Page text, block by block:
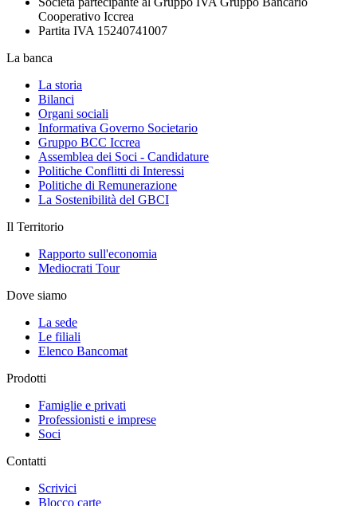
Cooperativo Iccrea
Partita IVA 15240741007
La banca
La storia
Bilanci
Organi sociali
Informativa Governo Societario
Gruppo BCC Iccrea
Assemblea dei Soci - Candidature
Politiche Conflitti di Interessi
Politiche di Remunerazione
La Sostenibilità del GBCI
Il Territorio
Rapporto sull'economia
Mediocrati Tour
Dove siamo
La sede
Le filiali
Elenco Bancomat
Prodotti
Famiglie e privati
Professionisti e imprese
Soci
Contatti
Scrivici
Blocco carte